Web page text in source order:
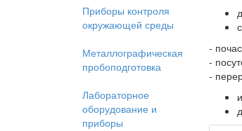
Приборы контроля
окружающей среды
Металлографическая
пробоподготовка
Лабораторное
оборудование и
приборы
-
-
-